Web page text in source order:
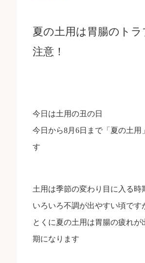
夏の土用は胃腸のトラ
注意！
今日は土用の丑の日
今日から8月6日まで「夏の土用
す
土用は季節の変わり目に入る時
いろいろ不調が出やすい頃です
とくに夏の土用は胃腸の疲れが
期になります